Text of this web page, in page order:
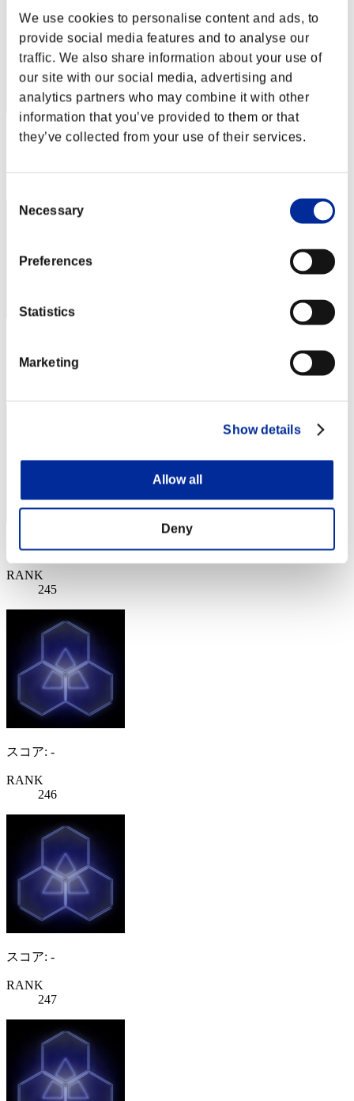
We use cookies to personalise content and ads, to
provide social media features and to analyse our
traffic. We also share information about your use of
our site with our social media, advertising and
analytics partners who may combine it with other
information that you’ve provided to them or that
they’ve collected from your use of their services.
Selection
Necessary
Preferences
Statistics
Marketing
Show details
Allow all
Deny
スコア: -
RANK
スコア: -
RANK
245
スコア: -
RANK
246
スコア: -
RANK
247